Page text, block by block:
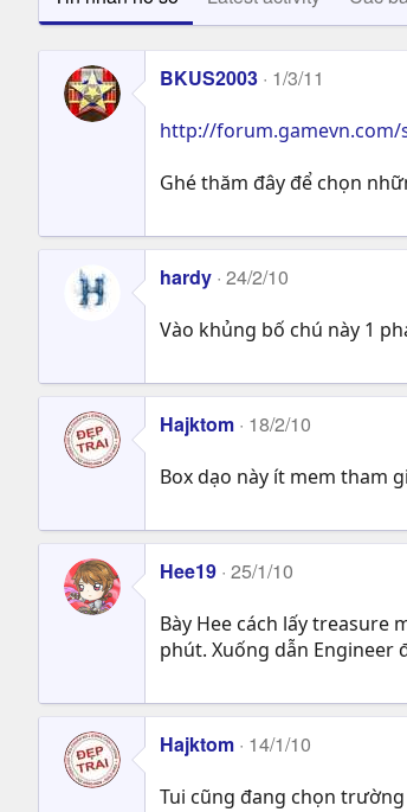
BKUS2003 1/3/11
http://forum.gamevn.com/
Ghé thăm đây để chọn
hardy 24/2/10
Vào khủng bố chú này 1
Hajktom 18/2/10
Box dạo này ít mem tham
Hee19 25/1/10
Bày Hee cách lấy treasure
phút. Xuống dẫn Engineer
Hajktom 14/1/10
Tui cũng đang chọn